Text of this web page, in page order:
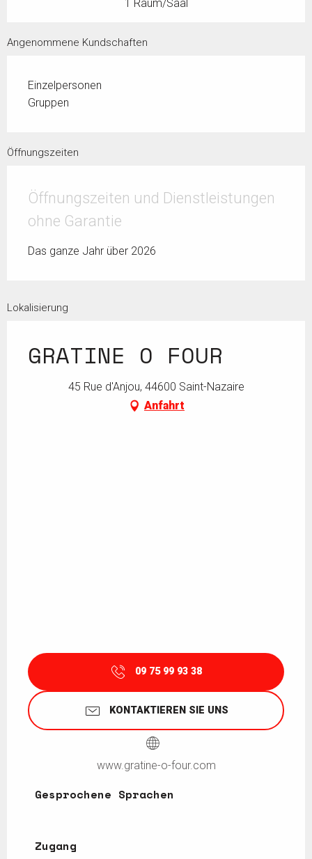
1 Raum/Saal
Angenommene Kundschaften
Einzelpersonen
Gruppen
Öffnungszeiten
Öffnungszeiten und Dienstleistungen
ohne Garantie
Das ganze Jahr über 2026
Lokalisierung
GRATINE O FOUR
45 Rue d'Anjou, 44600 Saint-Nazaire
Anfahrt
09 75 99 93 38
KONTAKTIEREN SIE UNS
www.gratine-o-four.com
Gesprochene Sprachen
Gesprochene Sprachen
Zugang
Zugang